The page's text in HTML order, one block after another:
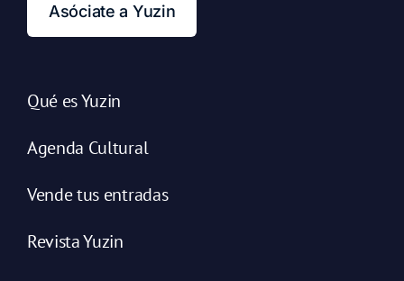
Asóciate a Yuzin
Qué es Yuzin
Agenda Cultural
Vende tus entradas
Revista Yuzin